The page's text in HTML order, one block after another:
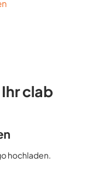
clab
hochladen.